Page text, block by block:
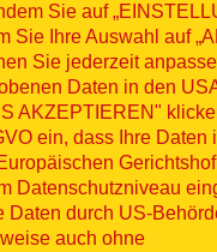
Sie auf
Sie Ihre Auswahl auf
Sie jederzeit
Daten in den
AKZEPTIEREN"
ein, dass Ihre Daten
Datenschutzniveau
Daten durch US-
auch ohne
Impressum
Widerruf